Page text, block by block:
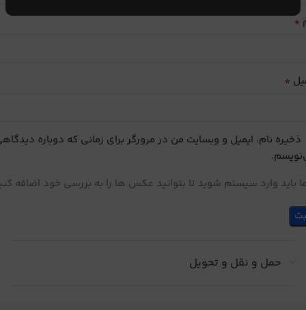
*
*
ذخیره نام، ایمیل و وبسایت من در مرورگر برای زمانی که دوباره
باید وارد سیستم شوید تا بتوانید عکس ها را به بررسی خود اضافه
حمل و نقل و تحویل